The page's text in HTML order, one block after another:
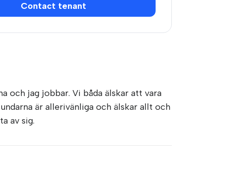
Contact tenant
och jag jobbar. Vi båda älskar att vara
är allerivänliga och älskar allt och
av sig.